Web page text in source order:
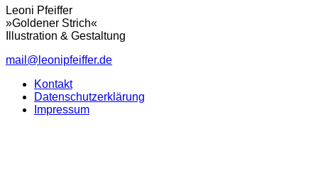
Leoni Pfeiffer
»Goldener Strich«
Illustration & Gestaltung
mail@leonipfeiffer.de
Kontakt
Datenschutzerklärung
Impressum